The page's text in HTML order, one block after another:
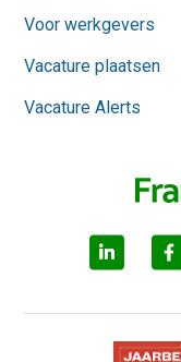
Voor werkgevers
Vacature plaatsen
Vacature Alerts